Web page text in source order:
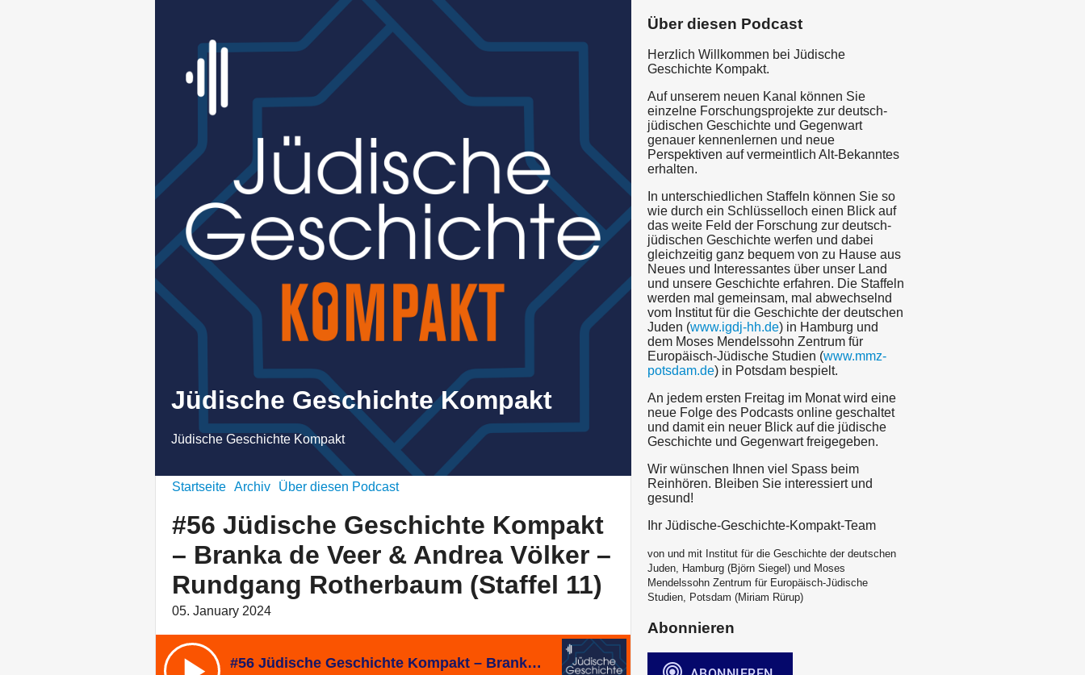
Jüdische Geschichte Kompakt
Jüdische Geschichte Kompakt
Startseite Archiv Über diesen Podcast
#56 Jüdische Geschichte Kompakt
– Branka de Veer & Andrea Völker –
Rundgang Rotherbaum (Staffel 11)
05. January 2024
#56 Jüdische Geschichte Kompakt – Branka de Veer & Andrea Völker – Rundgang Rotherbaum (Staffel 11)
Über diesen Podcast
Herzlich Willkommen bei Jüdische
Geschichte Kompakt.
Auf unserem neuen Kanal können Sie
einzelne Forschungsprojekte zur deutsch-
jüdischen Geschichte und Gegenwart
genauer kennenlernen und neue
Perspektiven auf vermeintlich Alt-Bekanntes
erhalten.
In unterschiedlichen Staffeln können Sie so
wie durch ein Schlüsselloch einen Blick auf
das weite Feld der Forschung zur deutsch-
jüdischen Geschichte werfen und dabei
gleichzeitig ganz bequem von zu Hause aus
Neues und Interessantes über unser Land
und unsere Geschichte erfahren. Die Staffeln
werden mal gemeinsam, mal abwechselnd
vom Institut für die Geschichte der deutschen
Juden (www.igdj-hh.de) in Hamburg und
dem Moses Mendelssohn Zentrum für
Europäisch-Jüdische Studien (www.mmz-
potsdam.de) in Potsdam bespielt.
An jedem ersten Freitag im Monat wird eine
neue Folge des Podcasts online geschaltet
und damit ein neuer Blick auf die jüdische
Geschichte und Gegenwart freigegeben.
Wir wünschen Ihnen viel Spass beim
Reinhören. Bleiben Sie interessiert und
gesund!
Ihr Jüdische-Geschichte-Kompakt-Team
von und mit Institut für die Geschichte der deutschen
Juden, Hamburg (Björn Siegel) und Moses
Mendelssohn Zentrum für Europäisch-Jüdische
Studien, Potsdam (Miriam Rürup)
Abonnieren